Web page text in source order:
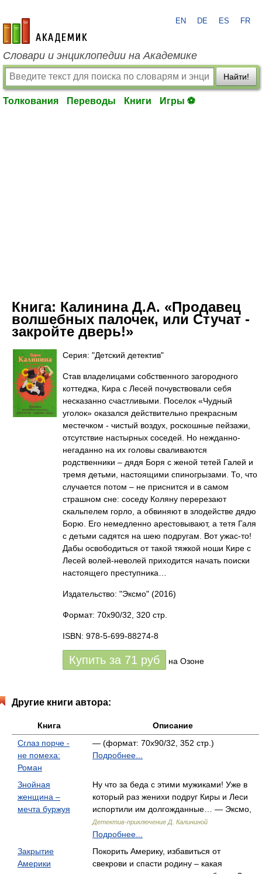
academic.ru
EN DE ES FR
Словари и энциклопедии на Академике
Найти!
Толкования Переводы Книги Игры ⚽
Книга: Калинина Д.А. «Продавец
волшебных палочек, или Стучат -
закройте дверь!»
Серия: "Детский детектив"
Став владелицами собственного загородного
коттеджа, Кира с Лесей почувствовали себя
несказанно счастливыми. Поселок «Чудный
уголок» оказался действительно прекрасным
местечком - чистый воздух, роскошные пейзажи,
отсутствие настырных соседей. Но нежданно-
негаданно на их головы сваливаются
родственники – дядя Боря с женой тетей Галей и
тремя детьми, настоящими спиногрызами. То, что
случается потом – не приснится и в самом
страшном сне: соседу Коляну перерезают
скальпелем горло, а обвиняют в злодействе дядю
Борю. Его немедленно арестовывают, а тетя Галя
с детьми садятся на шею подругам. Вот ужас-то!
Дабы освободиться от такой тяжкой ноши Кире с
Лесей волей-неволей приходится начать поиски
настоящего преступника…
Издательство: "Эксмо" (2016)
Формат: 70x90/32, 320 стр.
ISBN: 978-5-699-88274-8
Купить за 71 руб на Озоне
Другие книги автора:
Книга
Описание
Сглаз порче -
не помеха:
Роман
— (формат: 70x90/32, 352 стр.)
Подробнее...
Знойная
женщина –
мечта буржуя
Ну что за беда с этими мужиками! Уже в
который раз женихи подруг Киры и Леси
испортили им долгожданные… — Эксмо,
Детектив-приключение Д. Калининой
Подробнее...
Закрытие
Америки
Покорить Америку, избавиться от
свекрови и спасти родину – какая